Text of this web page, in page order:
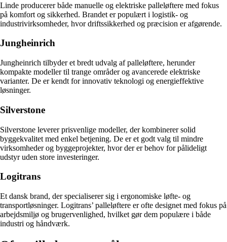
Linde producerer både manuelle og elektriske palleløftere med fokus
på komfort og sikkerhed. Brandet er populært i logistik- og
industrivirksomheder, hvor driftssikkerhed og præcision er afgørende.
Jungheinrich
Jungheinrich tilbyder et bredt udvalg af palleløftere, herunder
kompakte modeller til trange områder og avancerede elektriske
varianter. De er kendt for innovativ teknologi og energieffektive
løsninger.
Silverstone
Silverstone leverer prisvenlige modeller, der kombinerer solid
byggekvalitet med enkel betjening. De er et godt valg til mindre
virksomheder og byggeprojekter, hvor der er behov for pålideligt
udstyr uden store investeringer.
Logitrans
Et dansk brand, der specialiserer sig i ergonomiske løfte- og
transportløsninger. Logitrans’ palleløftere er ofte designet med fokus på
arbejdsmiljø og brugervenlighed, hvilket gør dem populære i både
industri og håndværk.